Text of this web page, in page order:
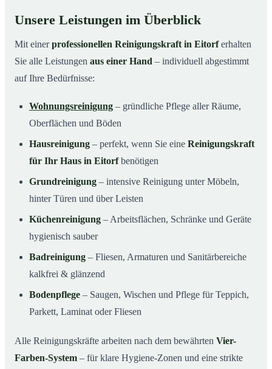
Unsere Leistungen im Überblick
Mit einerprofessionellen Reinigungskraft in Eitorferhalten
Sie alle Leistungen aus einer Hand – individuell abgestimmt
auf Ihre Bedürfnisse:
Wohnungsreinigung – gründliche Pflege aller Räume,
Oberflächen und Böden
Hausreinigung – perfekt, wenn Sie eine Reinigungskraft
für Ihr Haus in Eitorfbenötigen
Grundreinigung – intensive Reinigung unter Möbeln,
hinter Türen und über Leisten
Küchenreinigung – Arbeitsflächen, Schränke und Geräte
hygienisch sauber
Badreinigung – Fliesen, Armaturen und Sanitärbereiche
kalkfrei & glänzend
Bodenpflege – Saugen, Wischen und Pflege für Teppich,
Parkett, Laminat oder Fliesen
Alle Reinigungskräfte arbeiten nach dem bewährten Vier-
Farben-System – für klare Hygiene-Zonen und eine strikte